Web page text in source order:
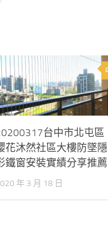
台中市北屯區
花沐然社區大樓防墜隱
鐵窗安裝實績分享推薦
年 3 月 18 日